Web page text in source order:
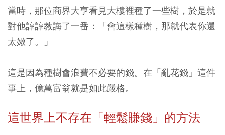
當時，那位商界大亨看見大樓裡種了一些樹，於是就
對他諄諄教誨了一番：
「會這樣種樹，那就代表你還
太嫩了。」
這是因為種樹會浪費不必要的錢。在「亂花錢」這件
事上，億萬富翁就是如此嚴格。
這世界上不存在「輕鬆賺錢」的方法